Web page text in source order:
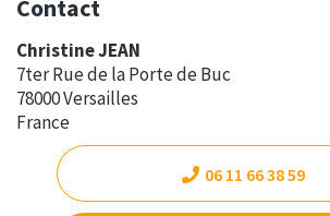
Contact
Christine JEAN
7ter Rue de la Porte de Buc
78000 Versailles
France
06 11 66 38 59